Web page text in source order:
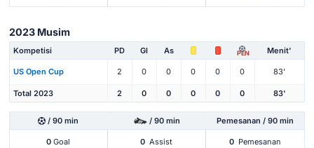
2023 Musim
Kompetisi PD Gl As PEN Menit'
US Open Cup 2 0 0 0 0 0 83'
Total 2023 2 0 0 0 0 0 83'
/ 90 min / 90 min Pemesanan / 90 min
0 Goal 0 Assist 0 Pemesanan